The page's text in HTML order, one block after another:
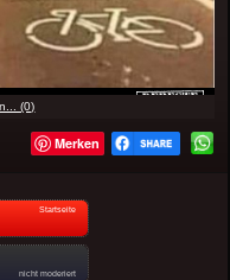
(0)
Merken
Startseite
nicht moderiert